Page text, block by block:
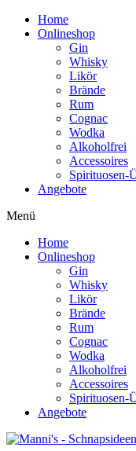
Home
Onlineshop
Gin
Whisky
Likör
Brände
Rum
Cognac
Wodka
Alkoholfrei
Accessoires
Spirituosen-
Angebote
Menü
Home
Onlineshop
Gin
Whisky
Likör
Brände
Rum
Cognac
Wodka
Alkoholfrei
Accessoires
Spirituosen-
Angebote